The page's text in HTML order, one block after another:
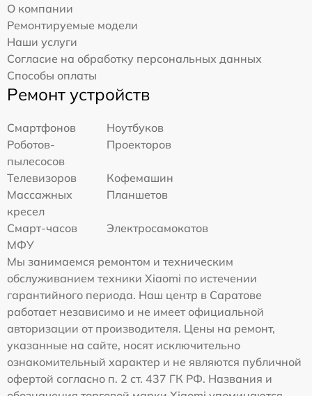
О компании
Ремонтируемые модели
Наши услуги
Согласие на обработку персональных данных
Способы оплаты
Ремонт устройств
Смартфонов
Ноутбуков
Роботов-
пылесосов
Проекторов
Телевизоров
Кофемашин
Массажных
кресел
Планшетов
Смарт-часов
Электросамокатов
МФУ
Мы занимаемся ремонтом и техническим
обслуживанием техники Xiaomi по истечении
гарантийного периода. Наш центр в Саратове
работает независимо и не имеет официальной
авторизации от производителя. Цены на ремонт,
указанные на сайте, носят исключительно
ознакомительный характер и не являются публичной
офертой согласно п. 2 ст. 437 ГК РФ. Названия и